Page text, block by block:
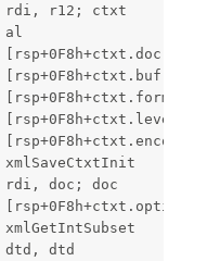
rdi, r12; ctxt
al
[rsp+0F8h+ctxt.buf],
[rsp+0F8h+ctxt.level],
rdi, doc; doc
dtd, dtd